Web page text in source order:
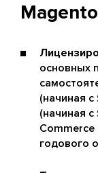
основных
(начиная
(начиная
Commerce
годового